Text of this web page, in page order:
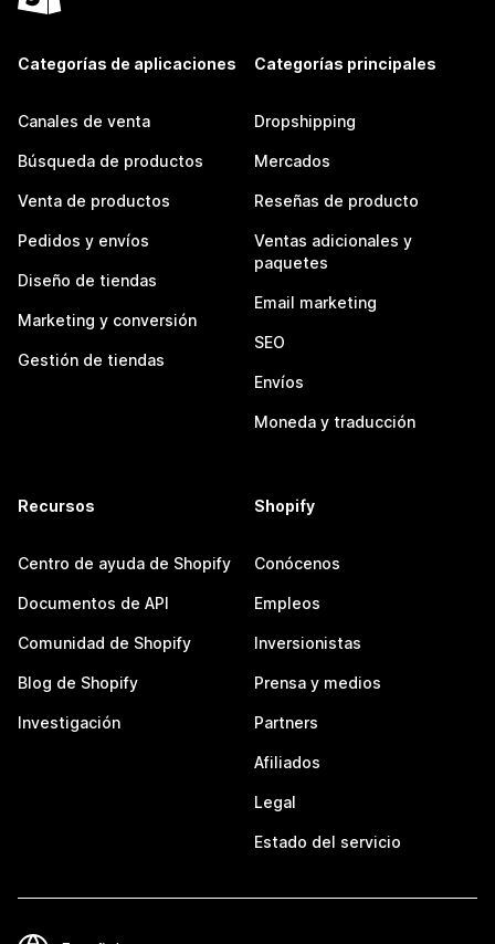
Categorías de aplicaciones
Canales de venta
Búsqueda de productos
Venta de productos
Pedidos y envíos
Diseño de tiendas
Marketing y conversión
Gestión de tiendas
Categorías principales
Dropshipping
Mercados
Reseñas de producto
Ventas adicionales y
paquetes
Email marketing
SEO
Envíos
Moneda y traducción
Recursos
Centro de ayuda de Shopify
Documentos de API
Comunidad de Shopify
Blog de Shopify
Investigación
Shopify
Conócenos
Empleos
Inversionistas
Prensa y medios
Partners
Afiliados
Legal
Estado del servicio